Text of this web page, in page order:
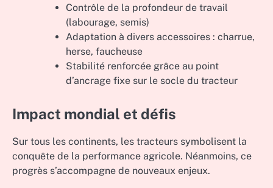
Contrôle de la profondeur de travail
(labourage, semis)
Adaptation à divers accessoires : charrue,
herse, faucheuse
Stabilité renforcée grâce au point
d’ancrage fixe sur le socle du tracteur
Impact mondial et défis
Sur tous les continents, les tracteurs symbolisent la
conquête de la performance agricole. Néanmoins, ce
progrès s’accompagne de nouveaux enjeux.